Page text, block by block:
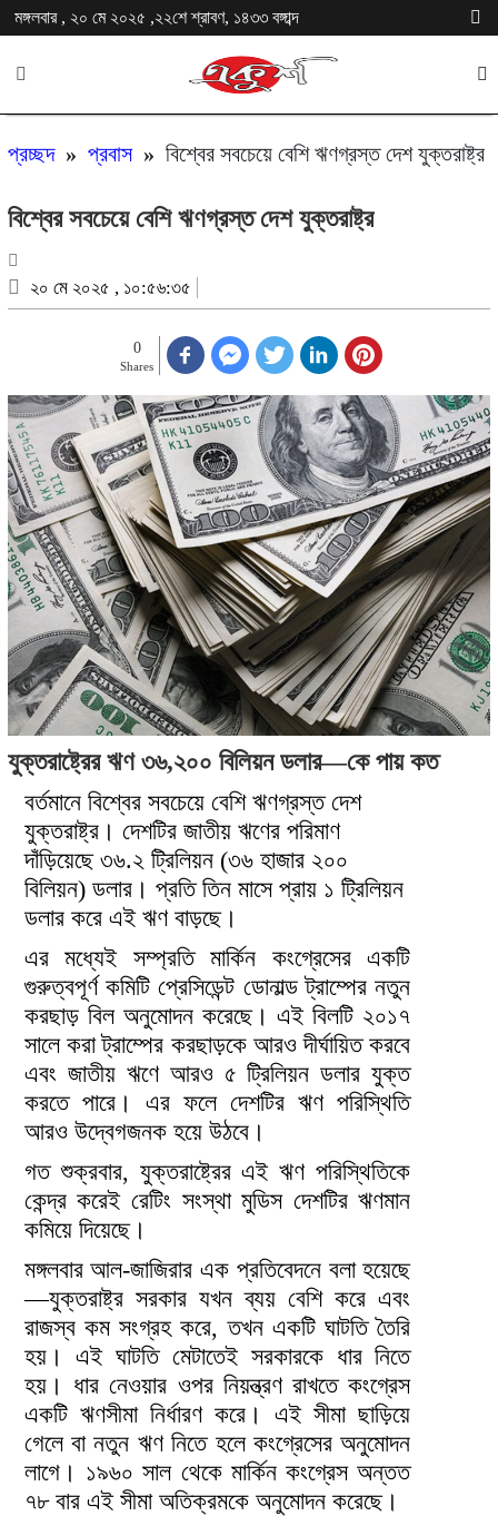
মঙ্গলবার , ২০ মে ২০২৫ ,২২শে শ্রাবণ, ১৪৩৩ বঙ্গাব্দ
প্রচ্ছদ» প্রবাস» বিশ্বের সবচেয়ে বেশি ঋণগ্রস্ত দেশ যুক্তরাষ্ট্র
বিশ্বের সবচেয়ে বেশি ঋণগ্রস্ত দেশ যুক্তরাষ্ট্র
২০ মে ২০২৫ , ১০:৫৬:৩৫
0
Shares
যুক্তরাষ্ট্রের ঋণ ৩৬,২০০ বিলিয়ন ডলার—কে পায় কত
বর্তমানে বিশ্বের সবচেয়ে বেশি ঋণগ্রস্ত দেশ
যুক্তরাষ্ট্র। দেশটির জাতীয় ঋণের পরিমাণ
দাঁড়িয়েছে ৩৬.২ ট্রিলিয়ন (৩৬ হাজার ২০০
বিলিয়ন) ডলার। প্রতি তিন মাসে প্রায় ১ ট্রিলিয়ন
ডলার করে এই ঋণ বাড়ছে।
এর মধ্যেই সম্প্রতি মার্কিন কংগ্রেসের একটি
গুরুত্বপূর্ণ কমিটি প্রেসিডেন্ট ডোনাল্ড ট্রাম্পের নতুন
করছাড় বিল অনুমোদন করেছে। এই বিলটি ২০১৭
সালে করা ট্রাম্পের করছাড়কে আরও দীর্ঘায়িত করবে
এবং জাতীয় ঋণে আরও ৫ ট্রিলিয়ন ডলার যুক্ত
করতে পারে। এর ফলে দেশটির ঋণ পরিস্থিতি
আরও উদ্বেগজনক হয়ে উঠবে।
গত শুক্রবার, যুক্তরাষ্ট্রের এই ঋণ পরিস্থিতিকে
কেন্দ্র করেই রেটিং সংস্থা মুডিস দেশটির ঋণমান
কমিয়ে দিয়েছে।
মঙ্গলবার আল-জাজিরার এক প্রতিবেদনে বলা হয়েছে
—যুক্তরাষ্ট্র সরকার যখন ব্যয় বেশি করে এবং
রাজস্ব কম সংগ্রহ করে, তখন একটি ঘাটতি তৈরি
হয়। এই ঘাটতি মেটাতেই সরকারকে ধার নিতে
হয়। ধার নেওয়ার ওপর নিয়ন্ত্রণ রাখতে কংগ্রেস
একটি ঋণসীমা নির্ধারণ করে। এই সীমা ছাড়িয়ে
গেলে বা নতুন ঋণ নিতে হলে কংগ্রেসের অনুমোদন
লাগে। ১৯৬০ সাল থেকে মার্কিন কংগ্রেস অন্তত
৭৮ বার এই সীমা অতিক্রমকে অনুমোদন করেছে।